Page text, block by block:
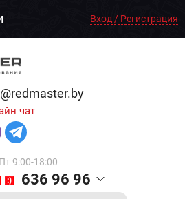
Вход / Регистрация
чат
9:00-18:00
636 96 96